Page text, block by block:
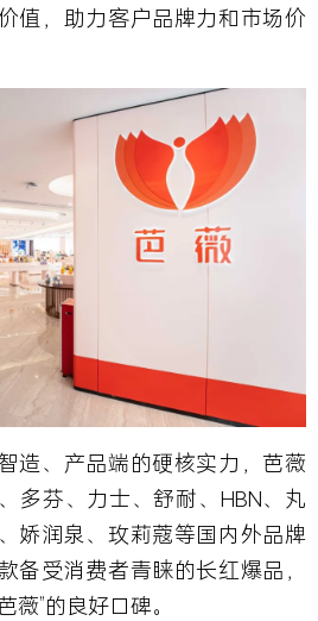
值，助力客户品牌力和市场价
造、产品端的硬核实力，芭薇
多芬、力士、舒耐、HBN、丸
娇润泉、玫莉蔻等国内外品牌
备受消费者青睐的长红爆品，
薇”的良好口碑。